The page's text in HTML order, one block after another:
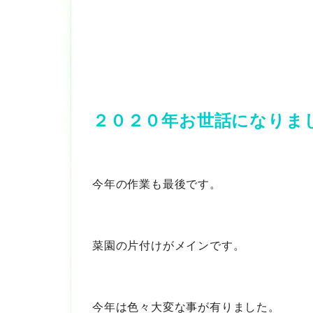
２０２０年お世話になりま
今年の作業も最後です。
菜園の片付けがメインです。
今年は色々大変な事が有りました。